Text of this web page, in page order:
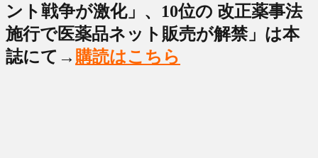
ント戦争が激化」、10位の 改正薬事法
施行で医薬品ネット販売が解禁」は本
誌にて→ 購読はこちら